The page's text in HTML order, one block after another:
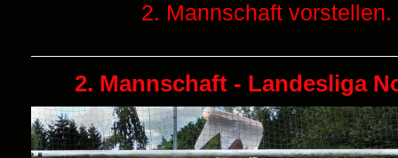
2. Mannschaft vorstellen.
2. Mannschaft - Landesliga